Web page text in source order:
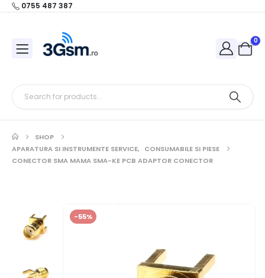
0755 487 387
0
SHOP
APARATURA SI INSTRUMENTE SERVICE, CONSUMABILE SI PIESE
CONECTOR SMA MAMA SMA-KE PCB ADAPTOR CONECTOR
-55%